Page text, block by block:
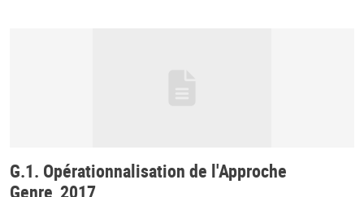
G.1. Opérationnalisation de l'Approche
Genre_2017